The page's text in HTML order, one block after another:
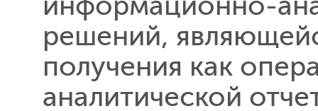
решений,
получения как
аналитической